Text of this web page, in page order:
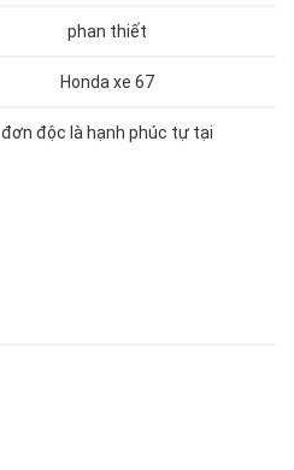
phan thiết
Honda xe 67
đơn độc là hạnh phúc tự tại